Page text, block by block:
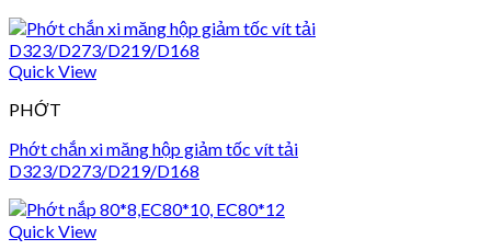
Quick View
PHỚT
Phớt chắn xi măng hộp giảm tốc vít tải
D323/D273/D219/D168
Quick View